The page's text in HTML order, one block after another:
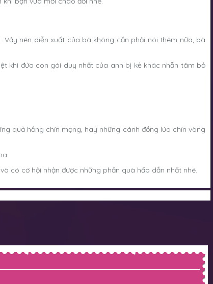
nên diễn xuất của bà không cần phải nói thêm nữa, bà
khi đứa con gái duy nhất của anh bị kẻ khác nhẫn tâm bỏ
quả hồng chín mọng, hay những cánh đồng lúa chín vàng
có cơ hội nhận được những phần quà hấp dẫn nhất nhé.